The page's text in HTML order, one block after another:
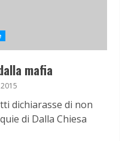
mafia
dichiarasse di non
di Dalla Chiesa